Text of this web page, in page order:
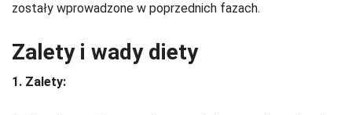
zostały wprowadzone w poprzednich fazach.
Zalety i wady diety
1. Zalety: